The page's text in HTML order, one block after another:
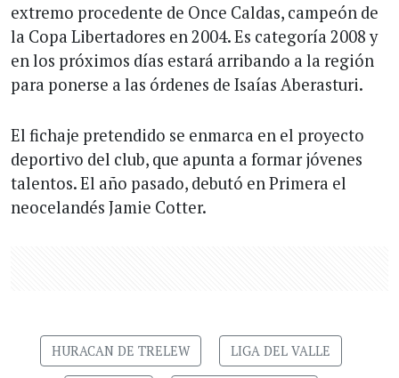
extremo procedente de Once Caldas, campeón de
la Copa Libertadores en 2004. Es categoría 2008 y
en los próximos días estará arribando a la región
para ponerse a las órdenes de Isaías Aberasturi.
El fichaje pretendido se enmarca en el proyecto
deportivo del club, que apunta a formar jóvenes
talentos. El año pasado, debutó en Primera el
neocelandés Jamie Cotter.
HURACAN DE TRELEW LIGA DEL VALLE